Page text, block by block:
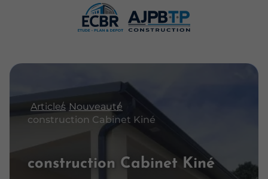
Articles Nouveauté
construction Cabinet Kiné
construction Cabinet Kiné